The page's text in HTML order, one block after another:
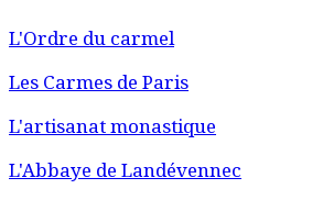
L'Ordre du carmel
Les Carmes de Paris
L'artisanat monastique
L'Abbaye de Landévennec